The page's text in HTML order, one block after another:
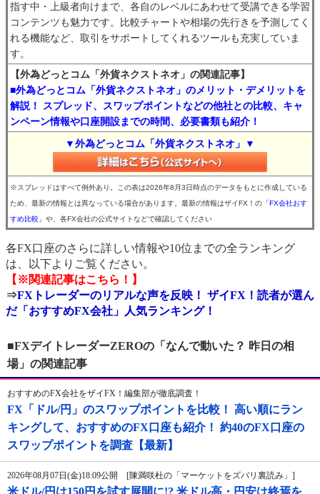
指す中・上級者向けまで、各自のレベルにあわせて受講できる学習
コンテンツも魅力です。比較チャートや相場の先行きを予測してく
れる機能など、取引をサポートしてくれるツールも充実していま
す。
【外為どっとコム「外貨ネクストネオ」の関連記事】
■外為どっとコム「外貨ネクストネオ」のメリット・デメリットを
解説！ スプレッド、スワップポイントなどの他社との比較、キャ
ンペーン情報や口座開設までの時間、必要書類も紹介！
▼外為どっとコム「外貨ネクストネオ」▼
※スプレッドはすべて例外あり。この表は2026年8月3日時点のデータをもとに作成している
ため、最新の情報とは異なっている場合があります。最新の情報はザイFX！の 「FX会社おす
すめ比較」 や、各FX会社の公式サイトなどで確認してください
各FX口座のさらに詳しい情報や10位までの全ランキング
は、以下よりご覧ください。
【※関連記事はこちら！】
⇒FXトレーダーのリアルな声を反映！ ザイFX！読者が選ん
だ「おすすめFX会社」人気ランキング！
■FXデイトレーダーZEROの「なんで動いた？ 昨日の相
場」の関連記事
おすすめのFX会社をザイFX！編集部が徹底調査！
FX「ドル/円」のスワップポイントを比較！ 高い順にラン
キングして、おすすめのFX口座も紹介！ 約40のFX口座の
スワップポイントを調査【最新】
2026年08月07日(金)18:09公開 [陳満咲杜の「マーケットをズバリ裏読み」]
米ドル/円は150円を試す展開に!? 米ドル高・円安は終焉を